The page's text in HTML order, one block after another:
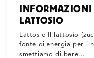
LATTOSIO
Lattosio Il lattosio
fonte di energia per i
smettiamo di bere...